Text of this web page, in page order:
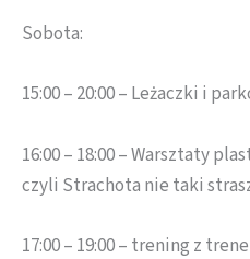
Sobota:
15:00 – 20:00 – Leżaczki i
16:00 – 18:00 – Warsztaty
czyli Strachota nie taki
17:00 – 19:00 – trening z